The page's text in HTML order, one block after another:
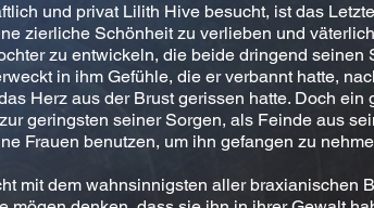
und privat Lilith Hive besucht, ist das
zierliche Schönheit zu verlieben und
zu entwickeln, die beide dringend seinen
in ihm Gefühle, die er verbannt hatte,
Herz aus der Brust gerissen hatte. Doch ein
geringsten seiner Sorgen, als Feinde aus
Frauen benutzen, um ihn gefangen zu
mit dem wahnsinnigsten aller braxianischen